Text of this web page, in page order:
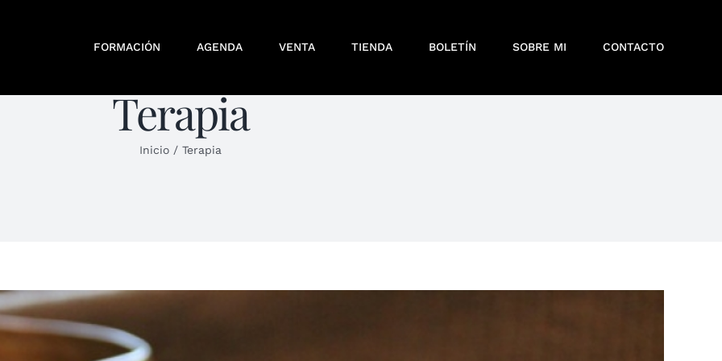
FORMACIÓN AGENDA VENTA TIENDA BOLETÍN SOBRE MI CONTACTO
Terapia
Inicio / Terapia